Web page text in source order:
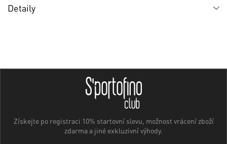
Detaily
Získejte po registraci 10% startovní slevu, možnost vrácení zboží
zdarma a jiné exkluzivní výhody.